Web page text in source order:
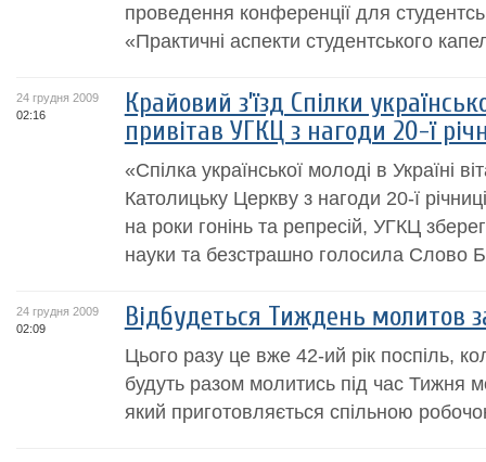
проведення конференції для
«Практичні аспекти студентського
24 грудня 2009
02:16
Крайовий з’їзд Спілки
привітав УГКЦ з нагоди 20-ї
«Спілка української молоді в Україні
Католицьку Церкву з нагоди 20-ї
на роки гонінь та репресій, УГКЦ
науки та безстрашно голосила Слово
24 грудня 2009
02:09
Відбудеться Тиждень молитов
Цього разу це вже 42-ий рік поспіль,
будуть разом молитись під час Тижня
який приготовляється спільною